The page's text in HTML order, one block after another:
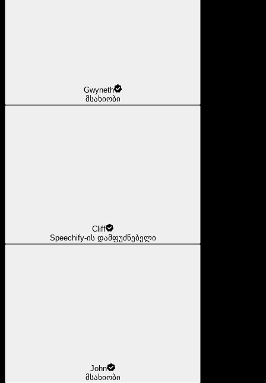
Gwyneth
მსახიობი
Cliff
Speechify-ის დამფუძნებელი
John
მსახიობი